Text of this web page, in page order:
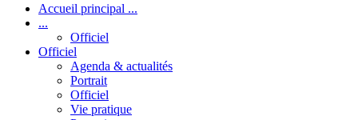
Accueil principal ...
...
Officiel
Officiel
Agenda & actualités
Portrait
Officiel
Vie pratique